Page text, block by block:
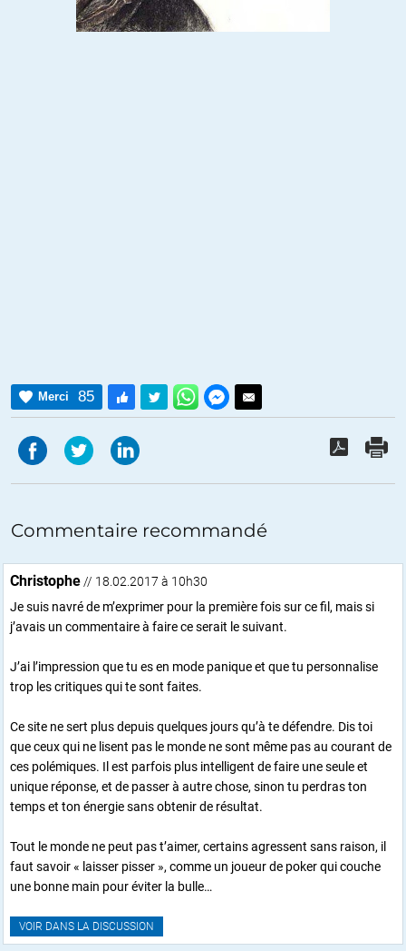
Merci 85
Commentaire recommandé
Christophe // 18.02.2017 à 10h30
Je suis navré de m’exprimer pour la première fois sur ce fil, mais si
j’avais un commentaire à faire ce serait le suivant.
J’ai l’impression que tu es en mode panique et que tu personnalise
trop les critiques qui te sont faites.
Ce site ne sert plus depuis quelques jours qu’à te défendre. Dis toi
que ceux qui ne lisent pas le monde ne sont même pas au courant de
ces polémiques. Il est parfois plus intelligent de faire une seule et
unique réponse, et de passer à autre chose, sinon tu perdras ton
temps et ton énergie sans obtenir de résultat.
Tout le monde ne peut pas t’aimer, certains agressent sans raison, il
faut savoir « laisser pisser », comme un joueur de poker qui couche
une bonne main pour éviter la bulle…
VOIR DANS LA DISCUSSION